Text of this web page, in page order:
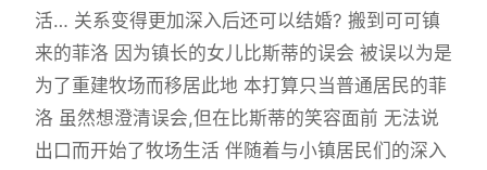
活… 关系变得更加深入后还可以结婚? 搬到可可镇
来的菲洛 因为镇长的女儿比斯蒂的误会 被误以为是
为了重建牧场而移居此地 本打算只当普通居民的菲
洛 虽然想澄清误会,但在比斯蒂的笑容面前 无法说
出口而开始了牧场生活 伴随着与小镇居民们的深入